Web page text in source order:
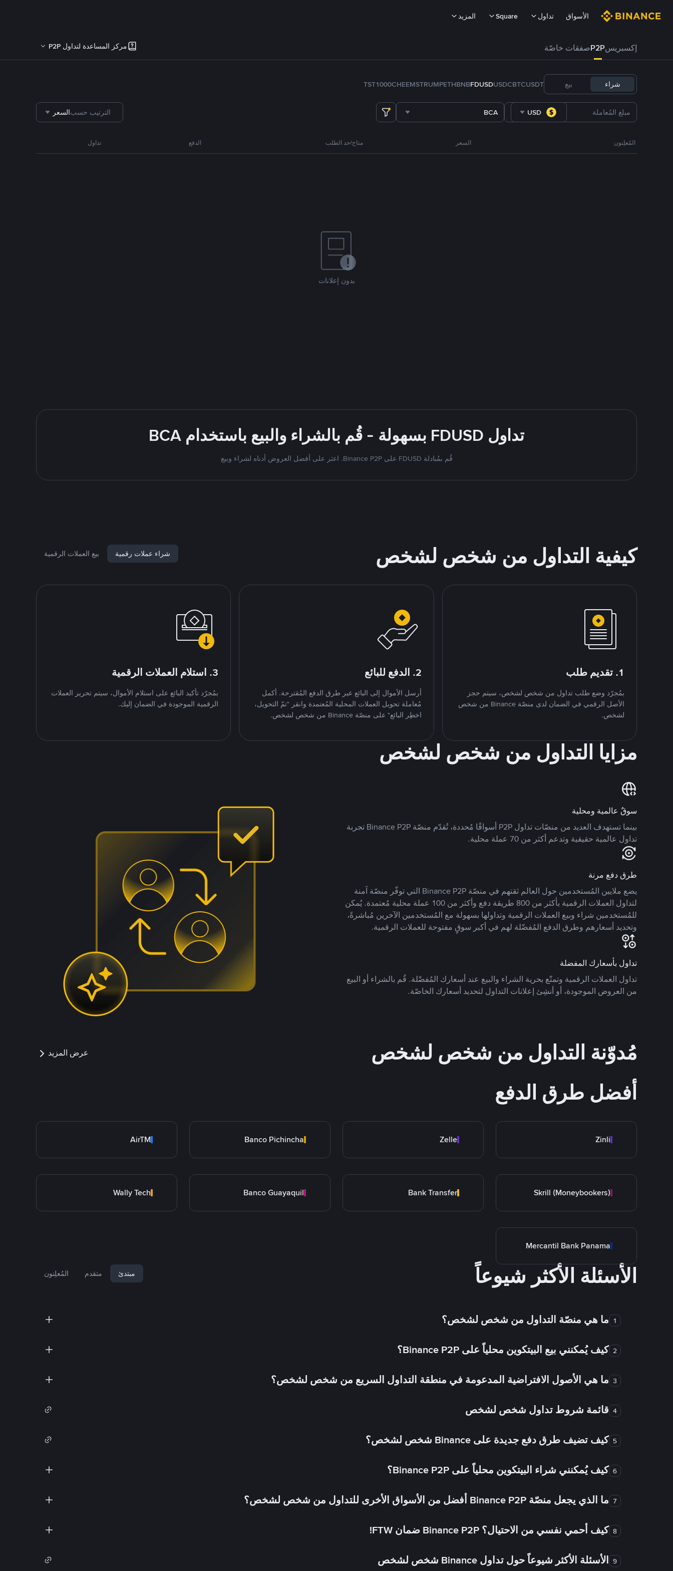
الأسواق تداول Square المزيد
إكسبريسP2Pصفقات خاصّة مركز المساعدة لتداول P2P
شراء بيع USDT
BTC
USDC
FDUSD
BNB
ETH
TRUMP
1000CHEEMS
TST
USD
BCA الترتيب حسبالسعر
المُعلِنون السعر متاح/حد الطلب الدفع تداول
بدون إعلانات
تداول FDUSD بسهولة - قُم بالشراء والبيع باستخدام BCA
قُم بمُبادلة FDUSD على Binance P2P. اعثر على أفضل العروض أدناه لشراء وبيع
كيفية التداول من شخص لشخص شراء عملات رقمية بيع العملات الرقمية
1. تقديم طلب
بمُجرّد وضع طلب تداول من شخص لشخص، سيتم حجز
الأصل الرقمي في الضمان لدى منصّة Binance من شخص
لشخص.
2. الدفع للبائع
أرسل الأموال إلى البائع عبر طرق الدفع المُقترحة. أكمل
مُعاملة تحويل العملات المحلية المُعتمدة وانقر "تمّ التحويل،
اخطِر البائع" على منصّة Binance من شخص لشخص.
3. استلام العملات الرقمية
بمُجرّد تأكيد البائع على استلام الأموال، سيتم تحرير العملات
الرقمية الموجودة في الضمان إليك.
مزايا التداول من شخص لشخص
سوقٌ عالمية ومحلية
بينما تستهدف العديد من منصّات تداول P2P أسواقًا مُحددة، تُقدّم منصّة Binance P2P تجربة
تداول عالمية حقيقية وتدعم أكثر من 70 عملة محلية.
طرق دفع مرنة
يضع ملايين المُستخدمين حول العالم ثقتهم في منصّة Binance P2P التي توفّر منصّة آمنة
لتداول العملات الرقمية بأكثر من 800 طريقة دفع وأكثر من 100 عملة محلية مُعتمدة. يُمكن
للمُستخدمين شراء وبيع العملات الرقمية وتداولها بسهولة مع المُستخدمين الآخرين مُباشرةً،
وتحديد أسعارهم وطرق الدفع المُفضّلة لهم في أكبر سوقٍ مفتوحة للعملات الرقمية.
تداول بأسعارك المفضلة
تداول العملات الرقمية وتمتّع بحرية الشراء والبيع عند أسعارك المُفضّلة. قُم بالشراء أو البيع
من العروض الموجودة، أو أنشِئ إعلانات التداول لتحديد أسعارك الخاصّة.
مُدوّنة التداول من شخص لشخص عرض المزيد
أفضل طرق الدفع
Zinli
Zelle
Banco Pichincha
AirTM
Skrill (Moneybookers)
Bank Transfer
Banco Guayaquil
Wally Tech
Mercantil Bank Panama
الأسئلة الأكثر شيوعاً مبتدئ متقدم المُعلِنون
1 ما هي منصّة التداول من شخص لشخص؟
2 كيف يُمكنني بيع البيتكوين محلياً على Binance P2P؟
3 ما هي الأصول الافتراضية المدعومة في منطقة التداول السريع من شخص لشخص؟
4 قائمة شروط تداول شخص لشخص
5 كيف تضيف طرق دفع جديدة على Binance شخص لشخص؟
6 كيف يُمكنني شراء البيتكوين محلياً على Binance P2P؟
7 ما الذي يجعل منصّة Binance P2P أفضل من الأسواق الأخرى للتداول من شخص لشخص؟
8 كيف أحمي نفسي من الاحتيال؟ Binance P2P ضمان FTW!
9 الأسئلة الأكثر شيوعاً حول تداول Binance شخص لشخص